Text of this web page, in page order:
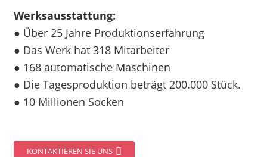
Werksausstattung:
● Über 25 Jahre Produktionserfahrung
● Das Werk hat 318 Mitarbeiter
● 168 automatische Maschinen
● Die Tagesproduktion beträgt 200.000 Stück.
● 10 Millionen Socken
KONTAKTIEREN SIE UNS